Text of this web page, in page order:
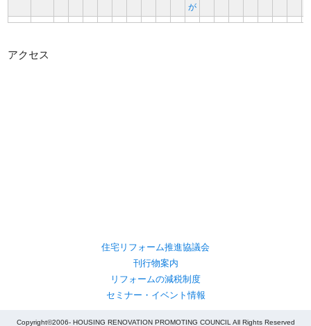
が
アクセス
住宅リフォーム推進協議会
刊行物案内
リフォームの減税制度
セミナー・イベント情報
Copyright©2006- HOUSING RENOVATION PROMOTING COUNCIL All Rights Reserved